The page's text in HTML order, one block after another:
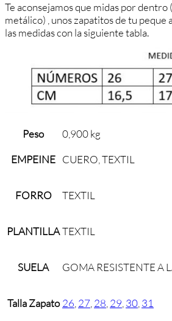
Te aconsejamos que midas por
metálico) , unos zapatitos de tu peque
las medidas con la siguiente tabla.
Peso
0,900 kg
EMPEINE CUERO, TEXTIL
FORRO TEXTIL
PLANTILLATEXTIL
SUELA GOMA RESISTENTE A
Talla Zapato 26,27,28,29,30,31